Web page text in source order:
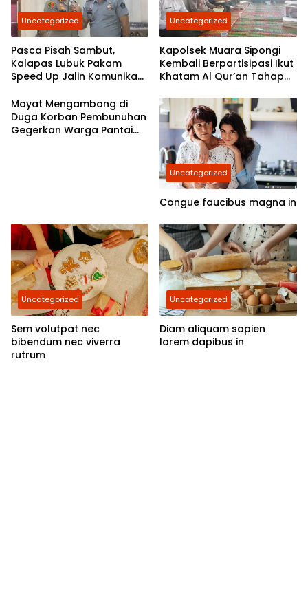
Uncategorized
Pasca Pisah Sambut,
Kalapas Lubuk Pakam
Speed Up Jalin Komunikasi
Serdang
Uncategorized
Kapolsek Muara Sipongi
Kembali Berpartisipasi Ikut
Khatam Al Qur’an Tahap
Masyarakat Untuk Terus
Berpartisipasi
Mayat Mengambang di
Duga Korban Pembunuhan
Gegerkan Warga Pantai
Uncategorized
Congue faucibus magna in
Uncategorized
Sem volutpat nec
bibendum nec viverra
rutrum
Uncategorized
Diam aliquam sapien
lorem dapibus in